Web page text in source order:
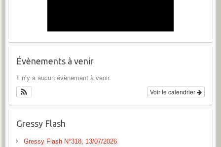
Évènements à venir
Il n’y a aucun évènement à venir.
Voir le calendrier
Gressy Flash
Gressy Flash N°318, 13/07/2026